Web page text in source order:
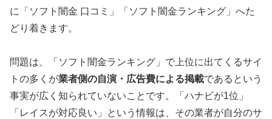
に「ソフト闇金 口コミ」「ソフト闇金ランキング」へた
どり着きます。
問題は、「ソフト闇金ランキング」で上位に出てくるサイ
トの多くが業者側の自演・広告費による掲載であるという
事実が広く知られていないことです。「ハナビが1位」
「レイスが対応良い」という情報は、その業者が自分のサ